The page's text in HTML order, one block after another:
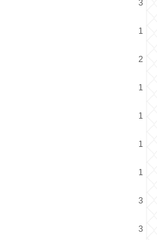
3
1
2
1
1
1
1
3
3